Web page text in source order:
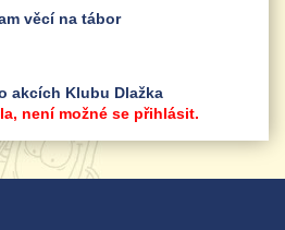
věcí na tábor
akcích Klubu Dlažka
není možné se přihlásit.